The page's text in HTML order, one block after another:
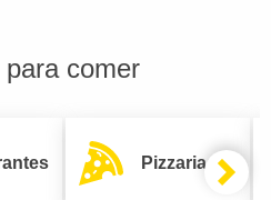
para comer
Pizzarias